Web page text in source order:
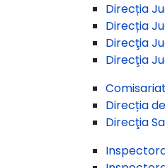
Direcția
Direcția
Direcţia
Direcţia
Direcția
Direcţia